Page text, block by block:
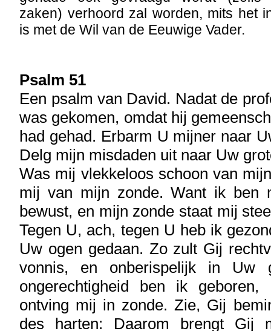
zaken) verhoord zal worden, mits het
is met de Wil van de Eeuwige Vader.
Psalm 51
Een psalm van David. Nadat de
was gekomen, omdat hij
had gehad. Erbarm U mijner naar
Delg mijn misdaden uit naar Uw
Was mij vlekkeloos schoon van
mij van mijn zonde. Want ik ben
bewust, en mijn zonde staat mij
Tegen U, ach, tegen U heb ik
Uw ogen gedaan. Zo zult Gij
vonnis, en onberispelijk in Uw
ongerechtigheid ben ik
ontving mij in zonde. Zie, Gij
des harten: Daarom brengt Gij